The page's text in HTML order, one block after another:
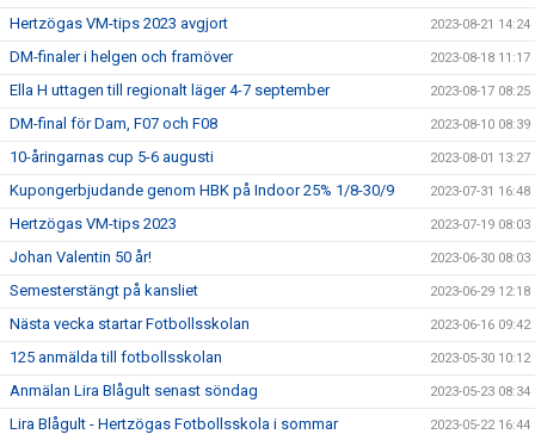
Hertzögas VM-tips 2023 avgjort 2023-08-21 14:24
DM-finaler i helgen och framöver 2023-08-18 11:17
Ella H uttagen till regionalt läger 4-7 september 2023-08-17 08:25
DM-final för Dam, F07 och F08 2023-08-10 08:39
10-åringarnas cup 5-6 augusti 2023-08-01 13:27
Kupongerbjudande genom HBK på Indoor 25% 1/8-30/9 2023-07-31 16:48
Hertzögas VM-tips 2023 2023-07-19 08:03
Johan Valentin 50 år! 2023-06-30 08:03
Semesterstängt på kansliet 2023-06-29 12:18
Nästa vecka startar Fotbollsskolan 2023-06-16 09:42
125 anmälda till fotbollsskolan 2023-05-30 10:12
Anmälan Lira Blågult senast söndag 2023-05-23 08:34
Lira Blågult - Hertzögas Fotbollsskola i sommar 2023-05-22 16:44